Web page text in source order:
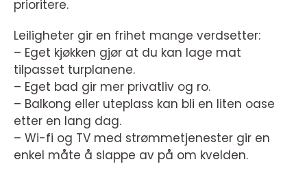
prioritere.
Leiligheter gir en frihet mange verdsetter:
– Eget kjøkken gjør at du kan lage mat
tilpasset turplanene.
– Eget bad gir mer privatliv og ro.
– Balkong eller uteplass kan bli en liten oase
etter en lang dag.
– Wi-fi og TV med strømmetjenester gir en
enkel måte å slappe av på om kvelden.